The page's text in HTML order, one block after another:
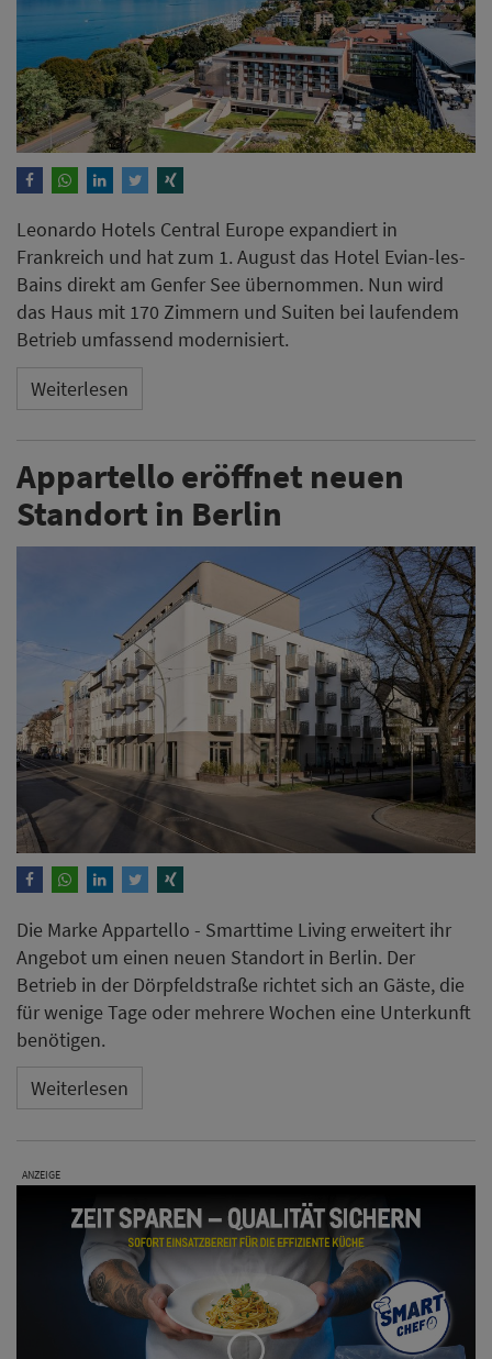
Leonardo Hotels Central Europe expandiert in
Frankreich und hat zum 1. August das Hotel Evian-les-
Bains direkt am Genfer See übernommen. Nun wird
das Haus mit 170 Zimmern und Suiten bei laufendem
Betrieb umfassend modernisiert.
Weiterlesen
Appartello eröffnet neuen
Standort in Berlin
Die Marke Appartello - Smarttime Living erweitert ihr
Angebot um einen neuen Standort in Berlin. Der
Betrieb in der Dörpfeldstraße richtet sich an Gäste, die
für wenige Tage oder mehrere Wochen eine Unterkunft
benötigen.
Weiterlesen
ANZEIGE